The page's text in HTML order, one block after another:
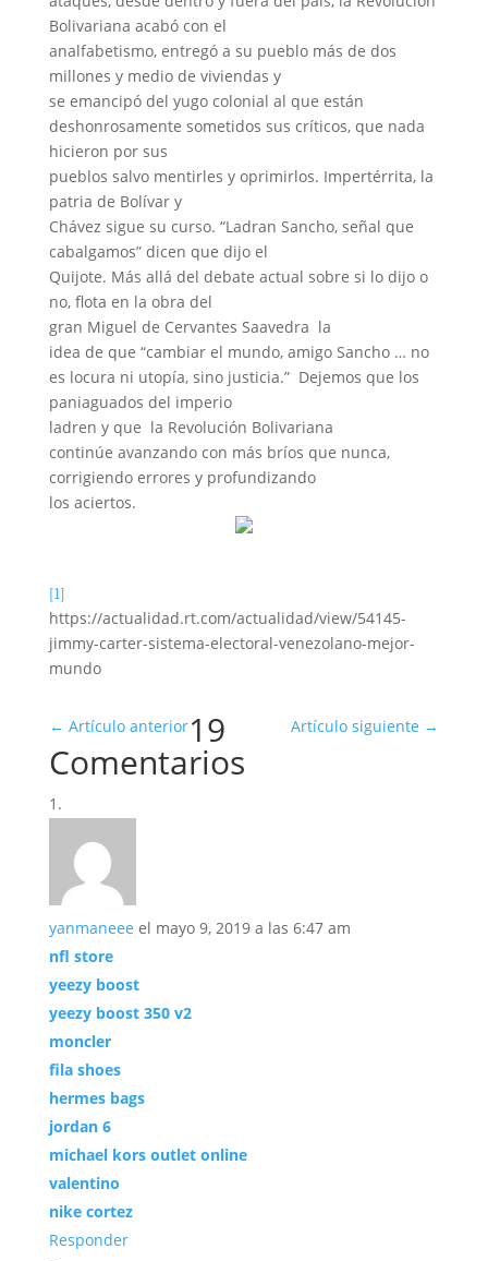
Bolivariana acabó con el
analfabetismo, entregó a su pueblo más de dos
millones y medio de viviendas y
se emancipó del yugo colonial al que están
deshonrosamente sometidos sus críticos, que nada
hicieron por sus
pueblos salvo mentirles y oprimirlos. Impertérrita, la
patria de Bolívar y
Chávez sigue su curso. “Ladran Sancho, señal que
cabalgamos” dicen que dijo el
Quijote. Más allá del debate actual sobre si lo dijo o
no, flota en la obra del
gran Miguel de Cervantes Saavedra la
idea de que “cambiar el mundo, amigo Sancho … no
es locura ni utopía, sino justicia.” Dejemos que los
paniaguados del imperio
ladren y que la Revolución Bolivariana
continúe avanzando con más bríos que nunca,
corrigiendo errores y profundizando
los aciertos.
[1]
https://actualidad.rt.com/actualidad/view/54145-
jimmy-carter-sistema-electoral-venezolano-mejor-
mundo
← Artículo anterior Artículo siguiente →
19
Comentarios
yanmaneee el mayo 9, 2019 a las 6:47 am
nfl store
yeezy boost
yeezy boost 350 v2
moncler
fila shoes
hermes bags
jordan 6
michael kors outlet online
valentino
nike cortez
Responder